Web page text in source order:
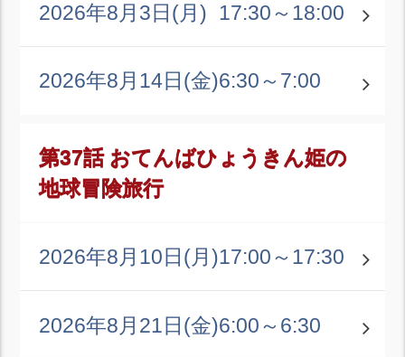
2026年8月3日(月) 17:30～18:00
2026年8月14日(金)6:30～7:00
第37話 おてんばひょうきん姫の
地球冒険旅行
2026年8月10日(月)17:00～17:30
2026年8月21日(金)6:00～6:30